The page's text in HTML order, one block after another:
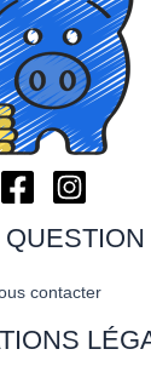
contacter